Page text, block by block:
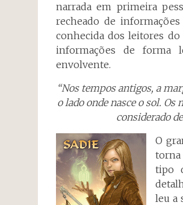
narrada em primeira
recheado de
conhecida dos leitores
informações de forma
envolvente.
“Nos tempos antigos, a
o lado onde nasce o sol.
considerado
O
torna
tipo
leu a